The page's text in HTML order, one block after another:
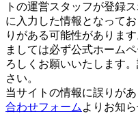
トの運営スタッフが登録
に入力した情報となって
りがある可能性がありま
ましては必ず公式ホーム
ろしくお願いいたします
さい。
当サイトの情報に誤りが
合わせフォーム よりお知ら